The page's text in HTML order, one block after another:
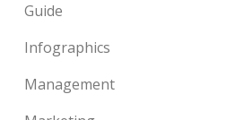
Guide
Infographics
Management